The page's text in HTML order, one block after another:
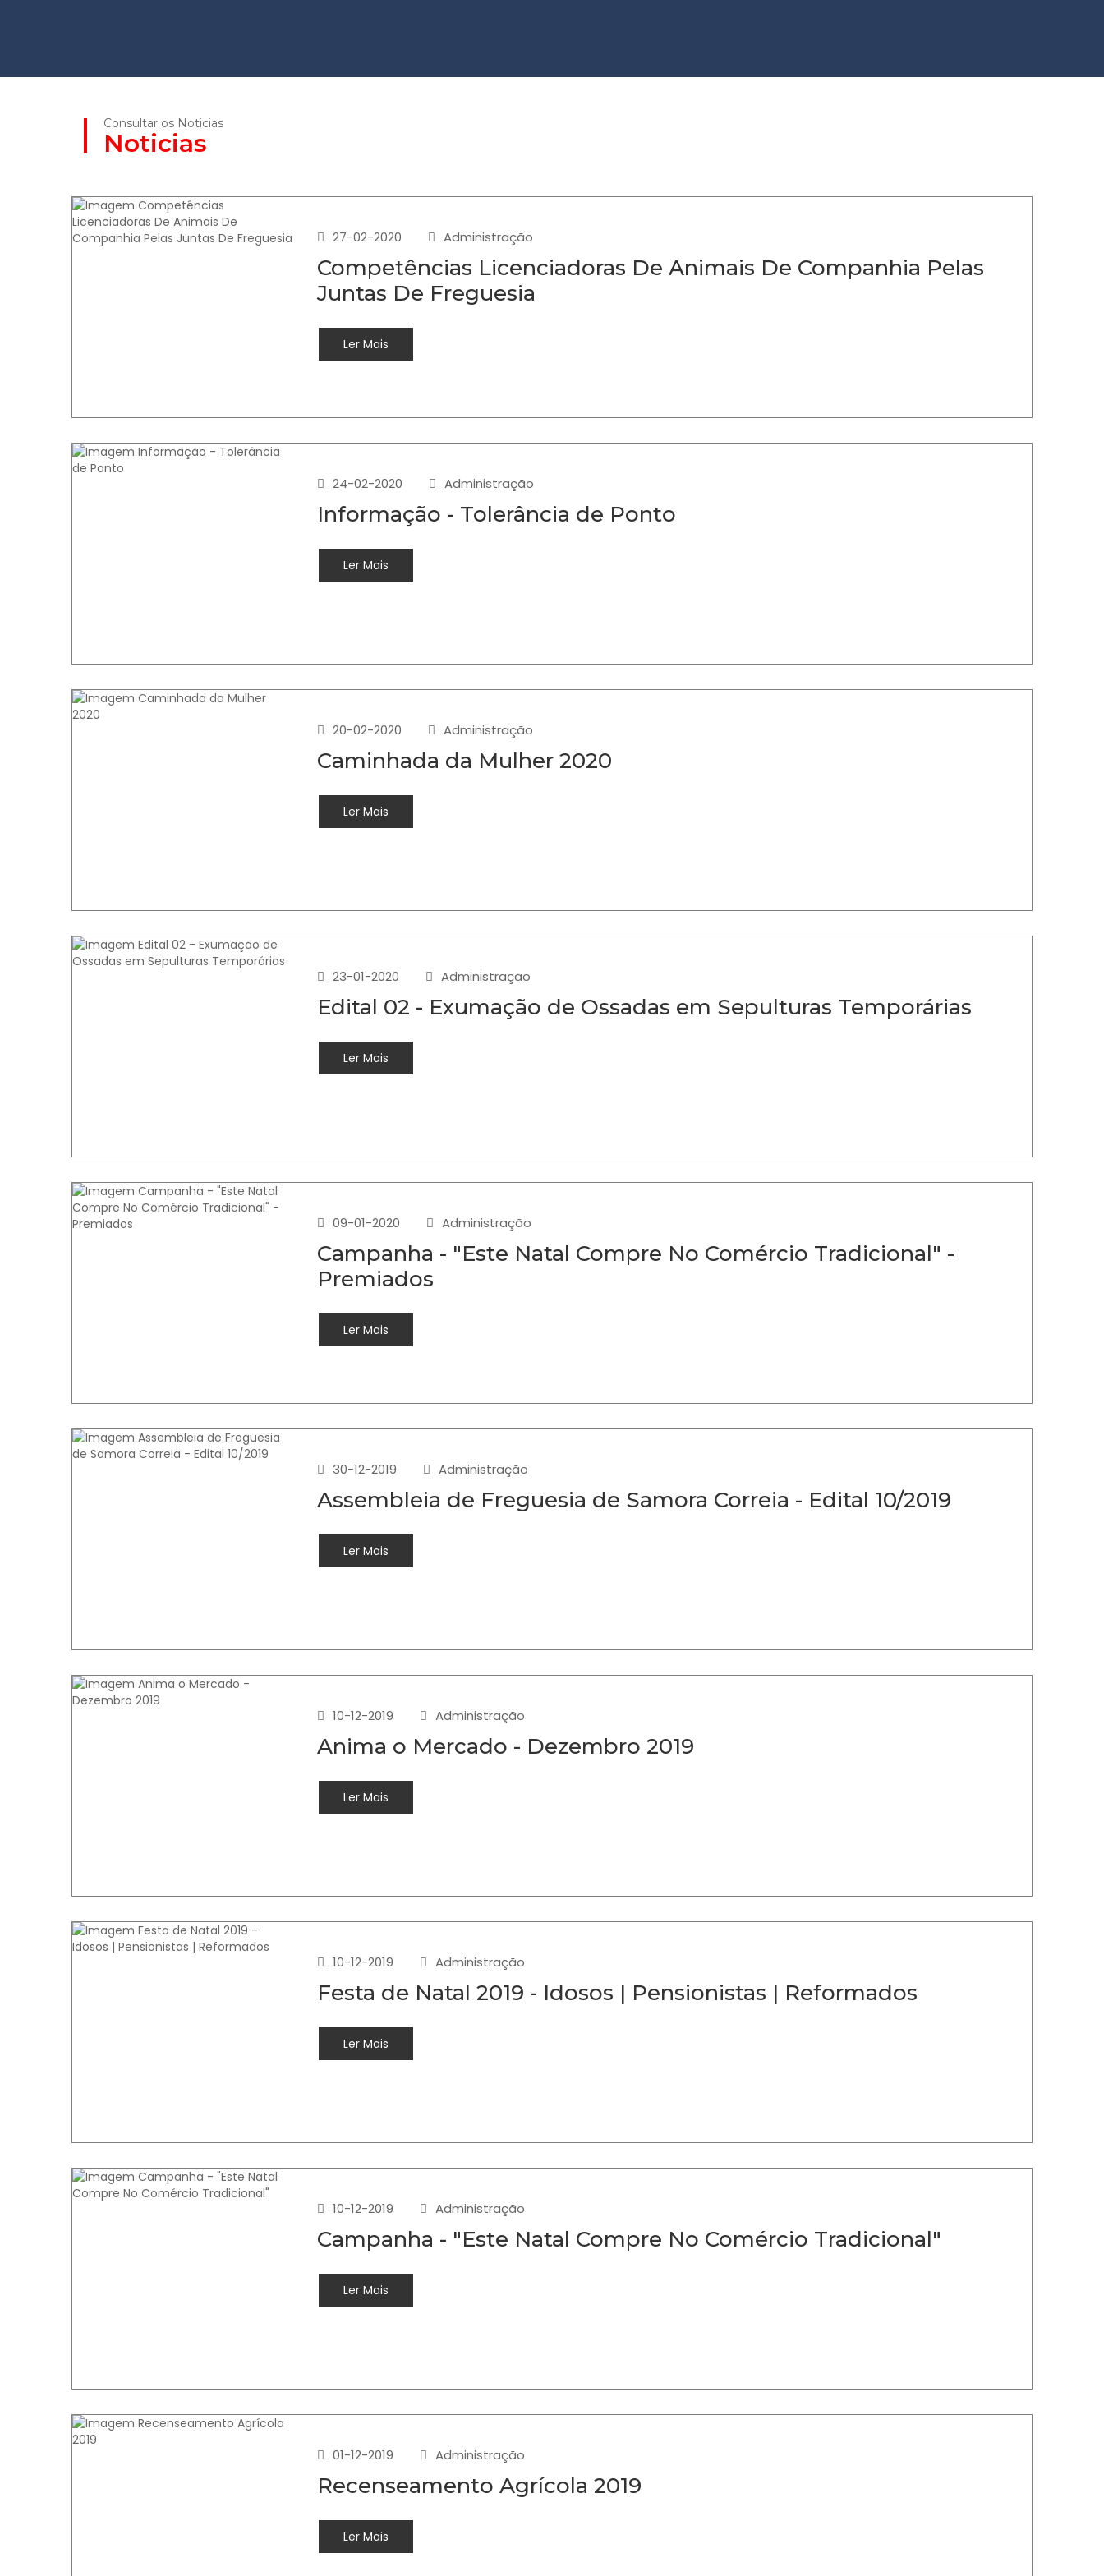
Consultar os Noticias
Noticias
27-02-2020 Administração
Competências Licenciadoras De Animais De Companhia Pelas
Juntas De Freguesia
Ler Mais
24-02-2020 Administração
Informação - Tolerância de Ponto
Ler Mais
20-02-2020 Administração
Caminhada da Mulher 2020
Ler Mais
23-01-2020 Administração
Edital 02 - Exumação de Ossadas em Sepulturas Temporárias
Ler Mais
09-01-2020 Administração
Campanha - "Este Natal Compre No Comércio Tradicional" -
Premiados
Ler Mais
30-12-2019 Administração
Assembleia de Freguesia de Samora Correia - Edital 10/2019
Ler Mais
10-12-2019 Administração
Anima o Mercado - Dezembro 2019
Ler Mais
10-12-2019 Administração
Festa de Natal 2019 - Idosos | Pensionistas | Reformados
Ler Mais
10-12-2019 Administração
Campanha - "Este Natal Compre No Comércio Tradicional"
Ler Mais
01-12-2019 Administração
Recenseamento Agrícola 2019
Ler Mais